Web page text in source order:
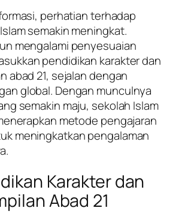
perhatian terhadap
semakin meningkat.
mengalami penyesuaian
pendidikan karakter dan
abad 21, sejalan dengan
global. Dengan munculnya
semakin maju, sekolah Islam
metode pengajaran
meningkatkan pengalaman
Karakter dan
Abad 21